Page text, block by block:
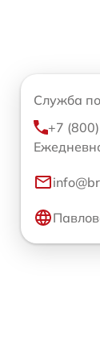
Служба
+7